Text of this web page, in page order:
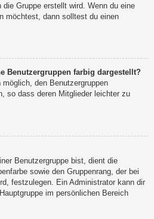
Gruppe erstellt wird. Wenn du eine
möchtest, dann solltest du einen
Benutzergruppen farbig dargestellt?
den Benutzergruppen
so dass deren Mitglieder leichter zu
Benutzergruppe bist, dient die
sowie den Gruppenrang, der bei
festzulegen. Ein Administrator kann dir
im persönlichen Bereich